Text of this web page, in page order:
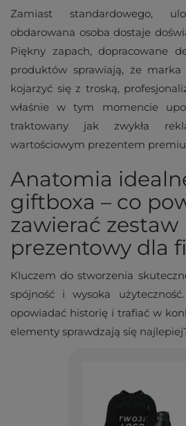
Zamiast standardowego,
obdarowana osoba dostaje
Piękny zapach, dopracowane
produktów sprawiają, że marka
kojarzyć się z troską,
właśnie w tym momencie
traktowany jak zwykła
wartościowym prezentem
Anatomia
giftboxa – co
zawierać zestaw
prezentowy dla
Kluczem do stworzenia
spójność i wysoka
opowiadać historię i trafiać w
elementy sprawdzają się